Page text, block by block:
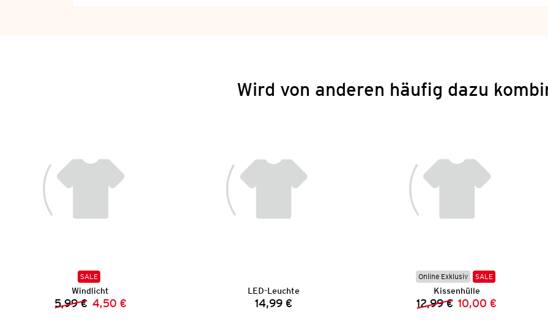
Wird von anderen häufig dazu
SALE
Windlicht
Vorheriger Preis:
5,99 € Neuer Preis:
4,50 €
LED-Leuchte
Preis:
14,99 €
Online Exklusiv SALE
Kissenhülle
Vorheriger Preis:
12,99 € Neuer Preis:
10,00 €